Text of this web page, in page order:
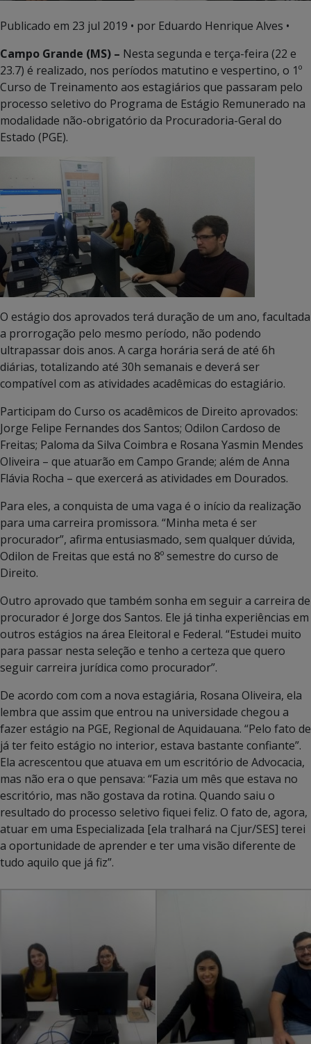
Publicado em 23 jul 2019 • por Eduardo Henrique Alves •
Campo Grande (MS) – Nesta segunda e terça-feira (22 e
23.7) é realizado, nos períodos matutino e vespertino, o 1º
Curso de Treinamento aos estagiários que passaram pelo
processo seletivo do Programa de Estágio Remunerado na
modalidade não-obrigatório da Procuradoria-Geral do
Estado (PGE).
O estágio dos aprovados terá duração de um ano, facultada
a prorrogação pelo mesmo período, não podendo
ultrapassar dois anos. A carga horária será de até 6h
diárias, totalizando até 30h semanais e deverá ser
compatível com as atividades acadêmicas do estagiário.
Participam do Curso os acadêmicos de Direito aprovados:
Jorge Felipe Fernandes dos Santos; Odilon Cardoso de
Freitas; Paloma da Silva Coimbra e Rosana Yasmin Mendes
Oliveira – que atuarão em Campo Grande; além de Anna
Flávia Rocha – que exercerá as atividades em Dourados.
Para eles, a conquista de uma vaga é o início da realização
para uma carreira promissora. “Minha meta é ser
procurador”, afirma entusiasmado, sem qualquer dúvida,
Odilon de Freitas que está no 8º semestre do curso de
Direito.
Outro aprovado que também sonha em seguir a carreira de
procurador é Jorge dos Santos. Ele já tinha experiências em
outros estágios na área Eleitoral e Federal. “Estudei muito
para passar nesta seleção e tenho a certeza que quero
seguir carreira jurídica como procurador”.
De acordo com com a nova estagiária, Rosana Oliveira, ela
lembra que assim que entrou na universidade chegou a
fazer estágio na PGE, Regional de Aquidauana. “Pelo fato de
já ter feito estágio no interior, estava bastante confiante”.
Ela acrescentou que atuava em um escritório de Advocacia,
mas não era o que pensava: “Fazia um mês que estava no
escritório, mas não gostava da rotina. Quando saiu o
resultado do processo seletivo fiquei feliz. O fato de, agora,
atuar em uma Especializada [ela tralhará na Cjur/SES] terei
a oportunidade de aprender e ter uma visão diferente de
tudo aquilo que já fiz”.